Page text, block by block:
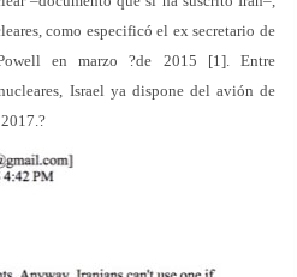
como especificó el ex secretario de
en marzo ?de 2015 [1]. Entre
Israel ya dispone del avión de